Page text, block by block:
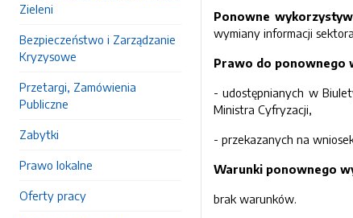
Zieleni
Bezpieczeństwo i Zarządzanie
Kryzysowe
Przetargi, Zamówienia
Publiczne
Zabytki
Prawo lokalne
Oferty pracy
Ponowne
wymiany informacji
Prawo do ponownego
- udostępnianych w
Ministra Cyfryzacji,
- przekazanych na
Warunki ponownego
brak warunków.